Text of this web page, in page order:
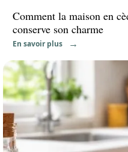
Comment la maison en
conserve son charme
En savoir plus